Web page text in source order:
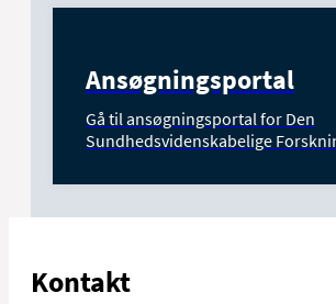
Ansøgningsportal
Gå til ansøgningsportal for Den
Sundhedsvidenskabelige
Kontakt